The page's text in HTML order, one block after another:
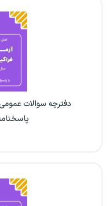
دفترچه سوالات